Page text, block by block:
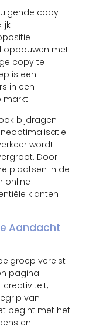
copy
opbouwen met
copy te
is een
in een
markt.
bijdragen
wordt
Door
plaatsen in de
online
klanten
Aandacht
vereist
pagina
creativiteit,
van
begint met het
en